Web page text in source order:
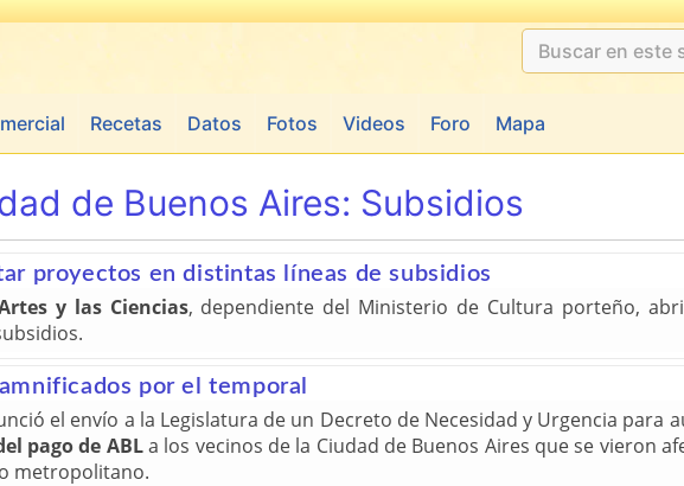
Recetas Datos Fotos Videos Foro Mapa
de Buenos Aires: Subsidios
proyectos en distintas líneas de subsidios
y las Ciencias, dependiente del Ministerio de Cultura porteño,
por el temporal
el envío a la Legislatura de un Decreto de Necesidad y Urgencia para
pago de ABLa los vecinos de la Ciudad de Buenos Aires que se vieron
metropolitano.